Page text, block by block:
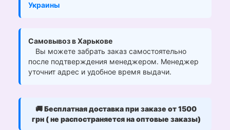
Украины
Самовывоз в Харькове
Вы можете забрать заказ самостоятельно
после подтверждения менеджером. Менеджер
уточнит адрес и удобное время выдачи.
🚚Бесплатная доставка при заказе от 1500
грн ( не распостраняется на оптовые заказы)